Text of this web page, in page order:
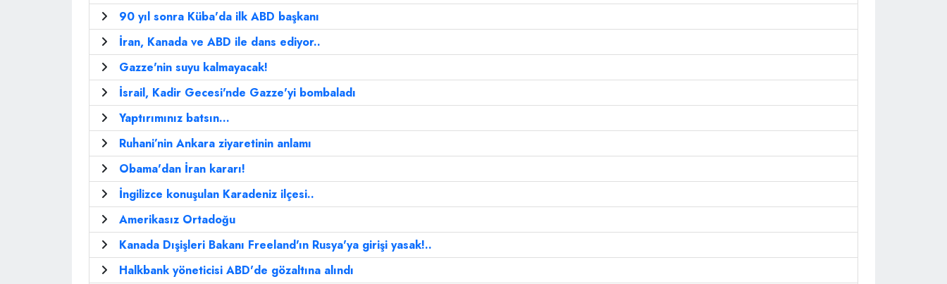
90 yıl sonra Küba'da ilk ABD başkanı
İran, Kanada ve ABD ile dans ediyor..
Gazze'nin suyu kalmayacak!
İsrail, Kadir Gecesi'nde Gazze'yi bombaladı
Yaptırımınız batsın…
Ruhani’nin Ankara ziyaretinin anlamı
Obama'dan İran kararı!
İngilizce konuşulan Karadeniz ilçesi..
Amerikasız Ortadoğu
Kanada Dışişleri Bakanı Freeland'ın Rusya'ya girişi yasak!..
Halkbank yöneticisi ABD'de gözaltına alındı